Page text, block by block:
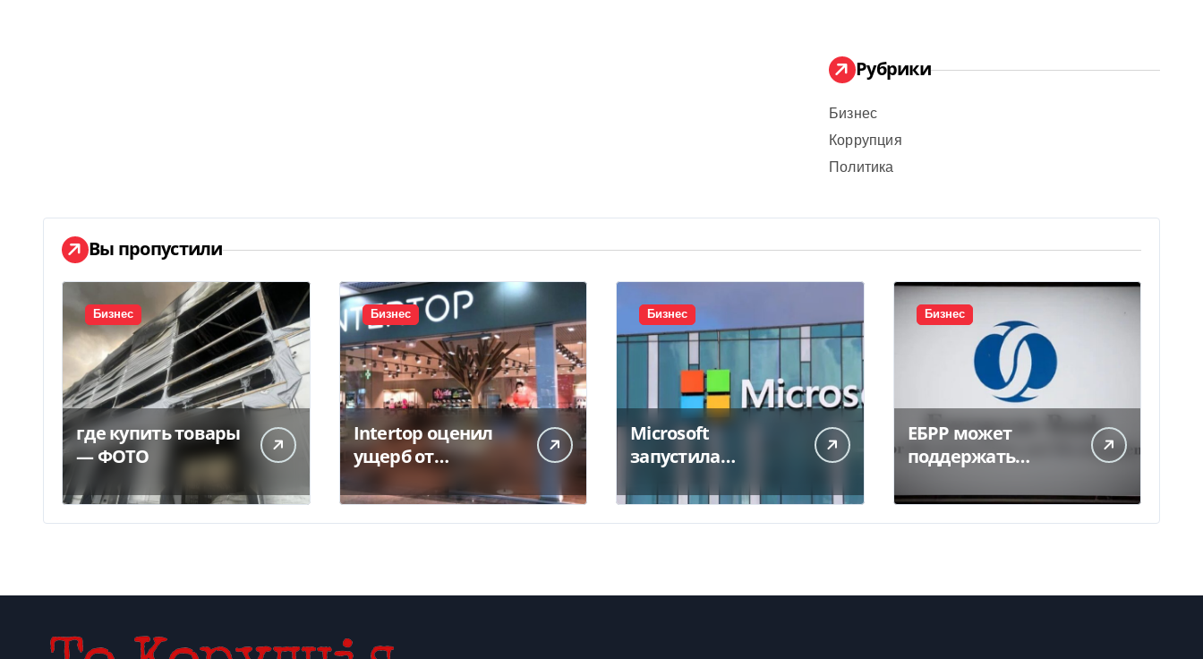
Рубрики
Бизнес
Коррупция
Политика
Вы пропустили
Бизнес
где купить товары
— ФОТО
Бизнес
Intertop оценил
ущерб от
склада в 450 млн
грн
Бизнес
Microsoft
запустила
центр в Индии за
$20,5 миллиарда
Бизнес
ЕБРР может
поддержать
украинского
бизнеса на 300 млн